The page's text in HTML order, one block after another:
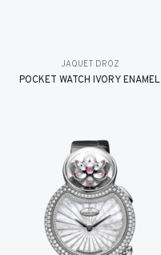
JAQUET DROZ
POCKET WATCH IVORY ENAMEL